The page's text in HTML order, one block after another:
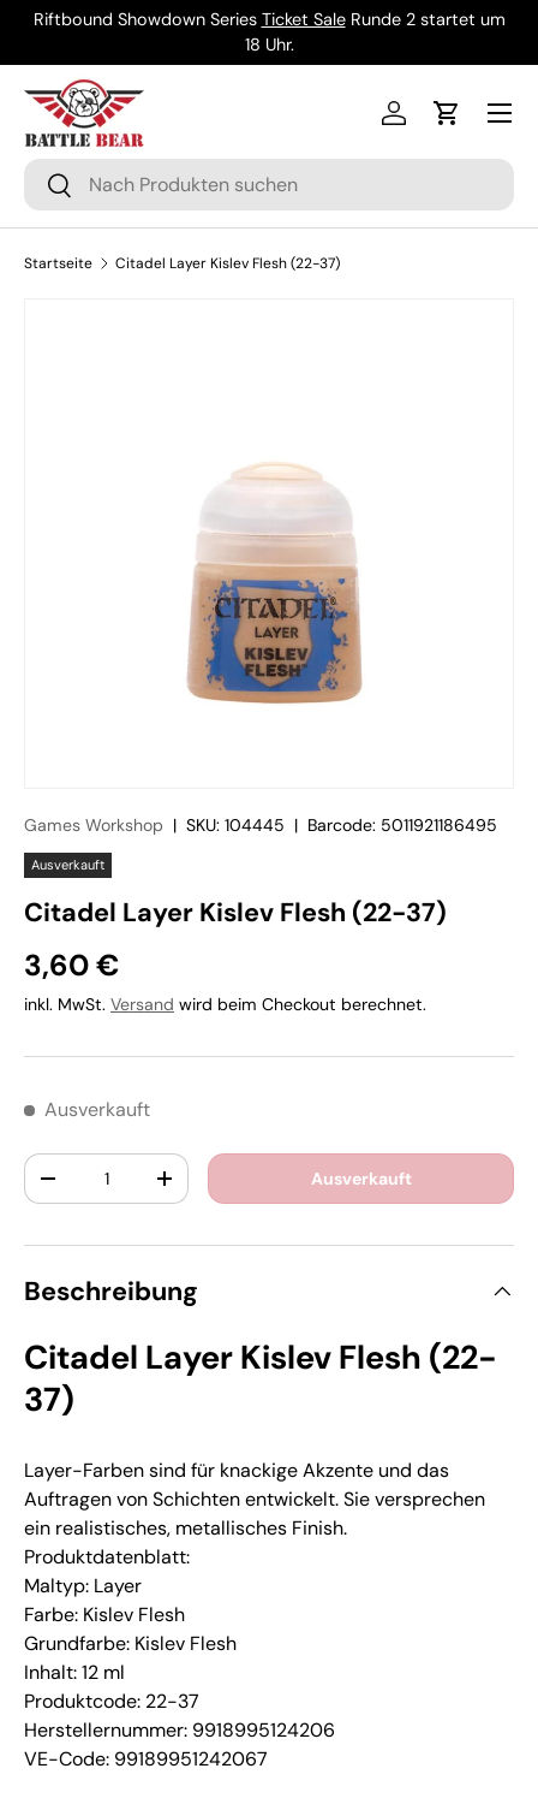
Riftbound Showdown Series Ticket SaleRunde 2 startet um
18 Uhr.
Suchen
Suchen
Einloggen
Menü
Startseite Citadel Layer Kislev Flesh (22-37)
Games Workshop | SKU: 104445 | Barcode: 5011921186495
Ausverkauft
Citadel Layer Kislev Flesh (22-37)
3,60 €
inkl. MwSt. Versand wird beim Checkout berechnet.
Ausverkauft
Anzahl
-
+ Ausverkauft
Beschreibung
Citadel Layer Kislev Flesh (22-
37)
Layer-Farben sind für knackige Akzente und das
Auftragen von Schichten entwickelt. Sie versprechen
ein realistisches, metallisches Finish.
Produktdatenblatt:
Maltyp: Layer
Farbe: Kislev Flesh
Grundfarbe: Kislev Flesh
Inhalt: 12 ml
Produktcode: 22-37
Herstellernummer: 9918995124206
VE-Code: 99189951242067